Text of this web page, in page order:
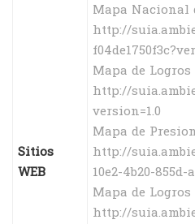
Sitios
WEB
Mapa Nacional
http://
Mapa de
http://
version=1.0
Mapa de
http://
10e2-4b20-
Mapa de
http://